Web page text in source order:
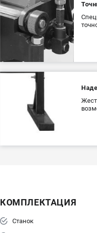
КОМПЛЕКТАЦИЯ
Станок